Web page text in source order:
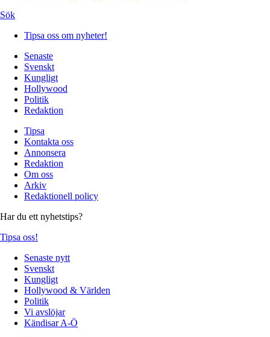
Sök
Tipsa oss om nyheter!
Senaste
Svenskt
Kungligt
Hollywood
Politik
Redaktion
Tipsa
Kontakta oss
Annonsera
Redaktion
Om oss
Arkiv
Redaktionell policy
Har du ett nyhetstips?
Tipsa oss!
Senaste nytt
Svenskt
Kungligt
Hollywood & Världen
Politik
Vi avslöjar
Kändisar A-Ö